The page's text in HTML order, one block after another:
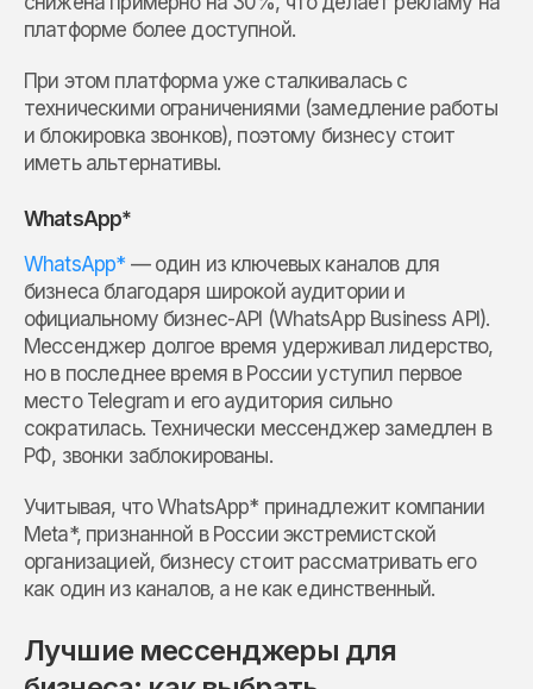
платформе более доступной.
При этом платформа уже сталкивалась с
техническими ограничениями (замедление работы
и блокировка звонков), поэтому бизнесу стоит
иметь альтернативы.
WhatsApp*
WhatsApp* — один из ключевых каналов для
бизнеса благодаря широкой аудитории и
официальному бизнес-API (WhatsApp Business API).
Мессенджер долгое время удерживал лидерство,
но в последнее время в России уступил первое
место Telegram и его аудитория сильно
сократилась. Технически мессенджер замедлен в
РФ, звонки заблокированы.
Учитывая, что WhatsApp* принадлежит компании
Meta*, признанной в России экстремистской
организацией, бизнесу стоит рассматривать его
как один из каналов, а не как единственный.
Лучшие мессенджеры для